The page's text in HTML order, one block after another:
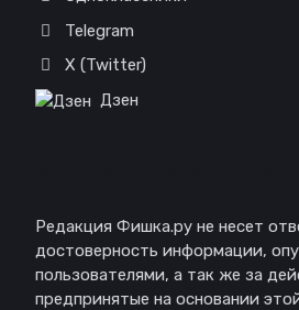
Telegram
X (Twitter)
Дзен
Редакция Фишка.ру не несет
достоверность информации,
пользователями, а так же за
предпринятые на основании